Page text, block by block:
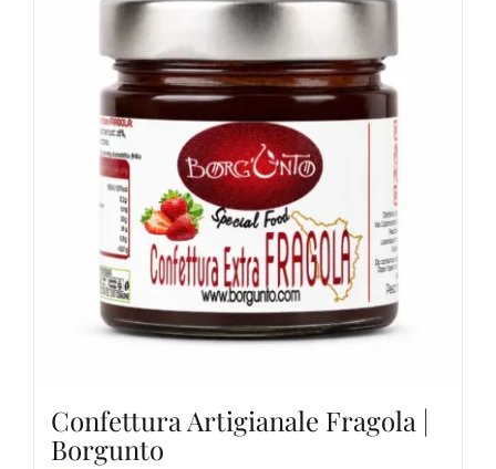
Confettura Artigianale Fragola |
Borgunto